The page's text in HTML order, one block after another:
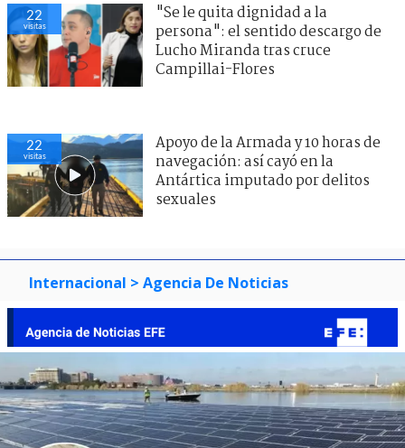
22
visitas
"Se le quita dignidad a la
persona": el sentido descargo de
Lucho Miranda tras cruce
Campillai-Flores
22
visitas
Apoyo de la Armada y 10 horas de
navegación: así cayó en la
Antártica imputado por delitos
sexuales
Internacional > Agencia De Noticias